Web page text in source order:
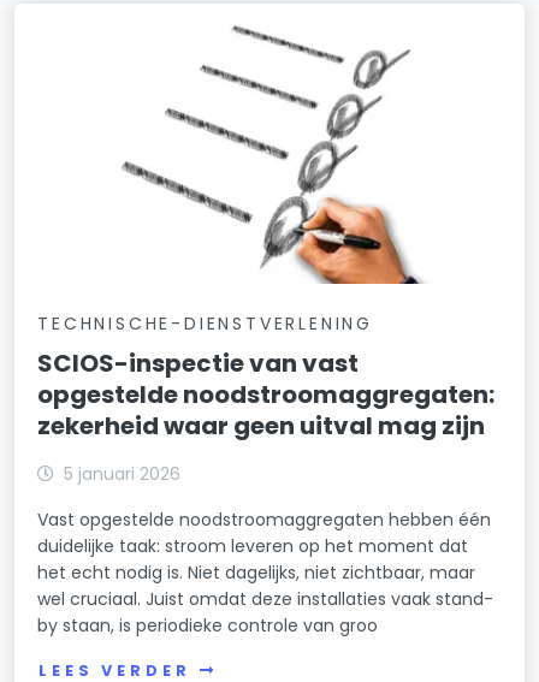
TECHNISCHE-DIENSTVERLENING
SCIOS-inspectie van vast
opgestelde noodstroomaggregaten:
zekerheid waar geen uitval mag zijn
5 januari 2026
Vast opgestelde noodstroomaggregaten hebben één
duidelijke taak: stroom leveren op het moment dat
het echt nodig is. Niet dagelijks, niet zichtbaar, maar
wel cruciaal. Juist omdat deze installaties vaak stand-
by staan, is periodieke controle van groo
LEES VERDER